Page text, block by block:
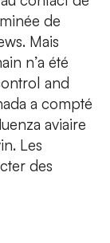
de
Mais
n’a été
and
a compté
aviaire
Les
des